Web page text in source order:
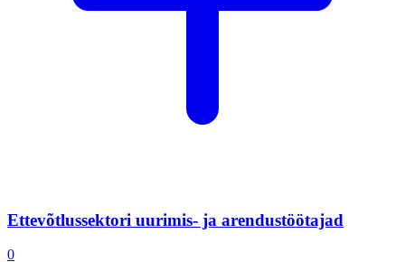
Ettevõtlussektori uurimis- ja arendustöötajad
0